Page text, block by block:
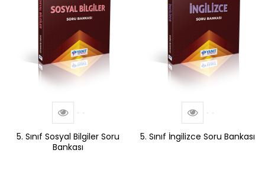
5. Sınıf Sosyal Bilgiler Soru
Bankası
5. Sınıf İngilizce Soru Bankası